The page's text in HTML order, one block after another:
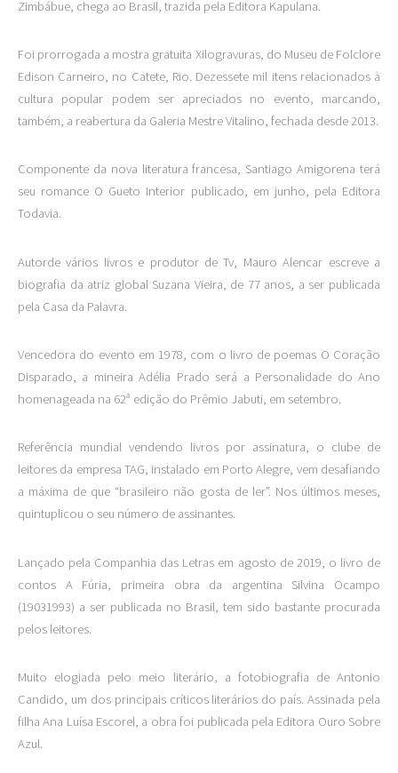
Zimbábue, chega ao Brasil, trazida pela Editora Kapulana.
Foi prorrogada a mostra gratuita Xilogravuras, do Museu de Folclore
Edison Carneiro, no Catete, Rio. Dezessete mil itens relacionados à
cultura popular podem ser apreciados no evento, marcando,
também, a reabertura da Galeria Mestre Vitalino, fechada desde 2013.
Componente da nova literatura francesa, Santiago Amigorena terá
seu romance O Gueto Interior publicado, em junho, pela Editora
Todavia.
Autorde vários livros e produtor de Tv, Mauro Alencar escreve a
biografia da atriz global Suzana Vieira, de 77 anos, a ser publicada
pela Casa da Palavra.
Vencedora do evento em 1978, com o livro de poemas O Coração
Disparado, a mineira Adélia Prado será a Personalidade do Ano
homenageada na 62ª edição do Prêmio Jabuti, em setembro.
Referência mundial vendendo livros por assinatura, o clube de
leitores da empresa TAG, instalado em Porto Alegre, vem desafiando
a máxima de que “brasileiro não gosta de ler”. Nos últimos meses,
quintuplicou o seu número de assinantes.
Lançado pela Companhia das Letras em agosto de 2019, o livro de
contos A Fúria, primeira obra da argentina Silvina Ocampo
(19031993) a ser publicada no Brasil, tem sido bastante procurada
pelos leitores.
Muito elogiada pelo meio literário, a fotobiografia de Antonio
Candido, um dos principais críticos literários do país. Assinada pela
filha Ana Luísa Escorel, a obra foi publicada pela Editora Ouro Sobre
Azul.